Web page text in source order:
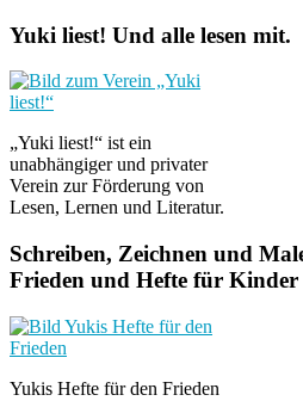
Yuki liest! Und alle lesen mit.
„Yuki liest!“ ist ein
unabhängiger und privater
Verein zur Förderung von
Lesen, Lernen und Literatur.
Schreiben, Zeichnen und
Frieden und Hefte für
Yukis Hefte für den Frieden